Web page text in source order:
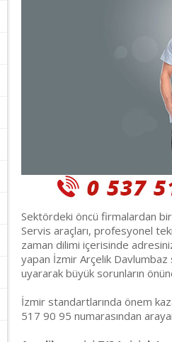
Sektördeki öncü firmalardan
Servis araçları, profesyonel
zaman dilimi içerisinde
yapan İzmir Arçelik
uyararak büyük sorunların
İzmir standartlarında önem
517 90 95 numarasından